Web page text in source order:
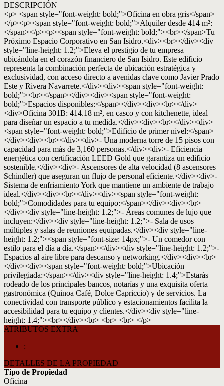
DESCRIPCIÓN
<p> <span style="font-weight: bold;">Oficina en obra gris</span>
</p><p><span style="font-weight: bold;">Alquiler desde 414 m²:
</span></p><p><span style="font-weight: bold;"><br></span>Tu
Próximo Espacio Corporativo en San Isidro.<div><br></div><div
style="line-height: 1.2;">Eleva el prestigio de tu empresa
ubicándola en el corazón financiero de San Isidro. Este edificio
representa la combinación perfecta de ubicación estratégica y
exclusividad, con acceso directo a avenidas clave como Javier Prado
Este y Rivera Navarrete.</div><div><span style="font-weight:
bold;"><br></span></div><div><span style="font-weight:
bold;">Espacios disponibles:</span></div><div><br></div>
<div>Oficina 301B: 414.18 m², en casco y con kitchenette, ideal
para diseñar un espacio a tu medida.</div><div><br></div><div>
<span style="font-weight: bold;">Edificio de primer nivel:</span>
</div><div><br></div><div>- Una moderna torre de 15 pisos con
capacidad para más de 3,160 personas.</div><div>- Eficiencia
energética con certificación LEED Gold que garantiza un edificio
sostenible.</div><div>- Ascensores de alta velocidad (8 ascensores
Schindler) que aseguran un flujo de personal eficiente.</div><div>-
Sistema de enfriamiento York que mantiene un ambiente de trabajo
ideal.</div><div><br></div><div><span style="font-weight:
bold;">Comodidades para tu equipo:</span></div><div><br>
</div><div style="line-height: 1.2;">- Áreas comunes de lujo que
incluyen:</div><div style="line-height: 1.2;">- Sala de usos
múltiples y salas de reuniones equipadas.</div><div style="line-
height: 1.2;"><span style="font-size: 14px;">- Un comedor con
estilo para el día a día.</span></div><div style="line-height: 1.2;">-
Espacios al aire libre para descanso y networking.</div><div><br>
</div><div><span style="font-weight: bold;">Ubicación
privilegiada:</span></div><div style="line-height: 1.4;">Estarás
rodeado de los principales bancos, notarías y una exquisita oferta
gastronómica (Quinoa Café, Dolce Capriccio) y de servicios. La
conectividad con transporte público y estacionamientos facilita la
accesibilidad para tu equipo y clientes.</div><div style="line-
height: 1.4;"><br></div><br> <br> <br> </p>
ATRIBUTOS EXTRA
:
DETALLES DE LA PROPIEDAD
Tipo de Propiedad
Oficina